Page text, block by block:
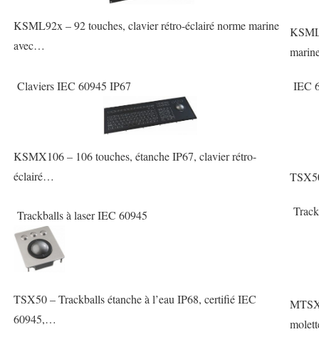
KSML92x – 92 touches, clavier rétro-éclairé norme marine
avec…
Claviers IEC 60945 IP67
KSMX106 – 106 touches, étanche IP67, clavier rétro-
éclairé…
IEC
Trackballs à laser IEC 60945
TSX50 – Trackballs étanche à l’eau IP68, certifié IEC
60945,…